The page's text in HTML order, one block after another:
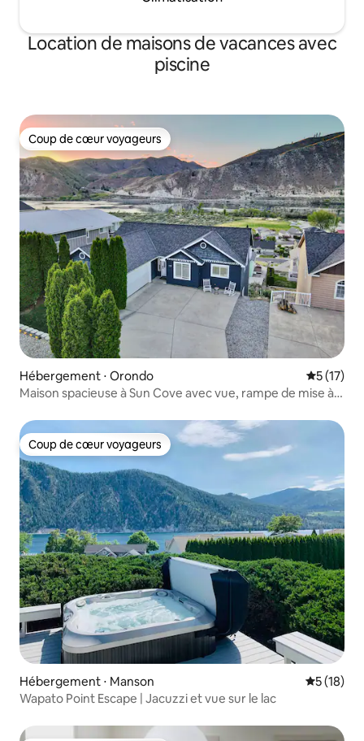
Location de maisons de vacances avec
piscine
Coup de cœur voyageurs
Coup de cœur voyageurs
Hébergement ⋅ Orondo
5 (17)
Maison spacieuse à Sun Cove avec vue, rampe de mise à
Coup de cœur voyageurs
Coup de cœur voyageurs
Hébergement ⋅ Manson
5 (18)
Wapato Point Escape | Jacuzzi et vue sur le lac